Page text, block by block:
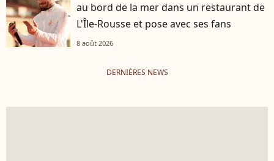
au bord de la mer dans un restaurant de
L'Île-Rousse et pose avec ses fans
8 août 2026
DERNIÈRES NEWS